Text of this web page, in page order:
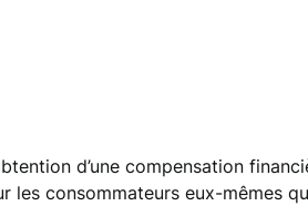
d’une compensation
consommateurs eux-mêmes